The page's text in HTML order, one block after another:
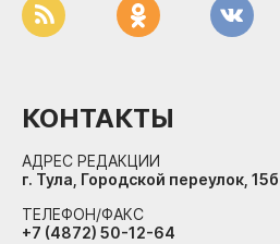
КОНТАКТЫ
АДРЕС РЕДАКЦИИ
г. Тула, Городской переулок, 15б
ТЕЛЕФОН/ФАКС
+7 (4872) 50-12-64